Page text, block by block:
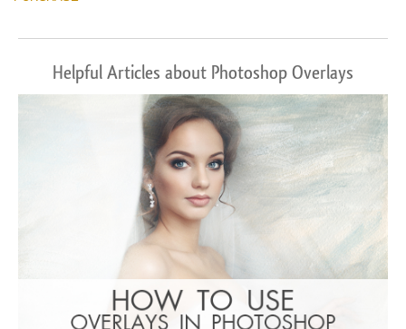
Helpful Articles about Photoshop Overlays